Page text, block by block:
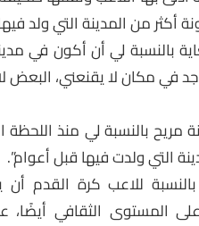
أكثر من المدينة التي ولد فيها
بالنسبة لي أن أكون في
في مكان لا يقنعني، البعض
بالنسبة لي منذ اللحظة
التي ولدت فيها قبل أعوام”.
للاعب كرة القدم
المستوى الثقافي أيضًا،